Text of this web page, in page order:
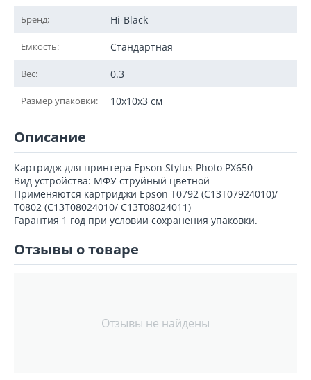
Бренд: Hi-Black
Емкость: Стандартная
Вес: 0.3
Размер упаковки: 10x10x3 см
Описание
Картридж для принтера Epson Stylus Photo PX650
Вид устройства: МФУ струйный цветной
Применяются картриджи Epson T0792 (C13T07924010)/
T0802 (C13T08024010/ C13T08024011)
Гарантия 1 год при условии сохранения упаковки.
Отзывы о товаре
Отзывы не найдены